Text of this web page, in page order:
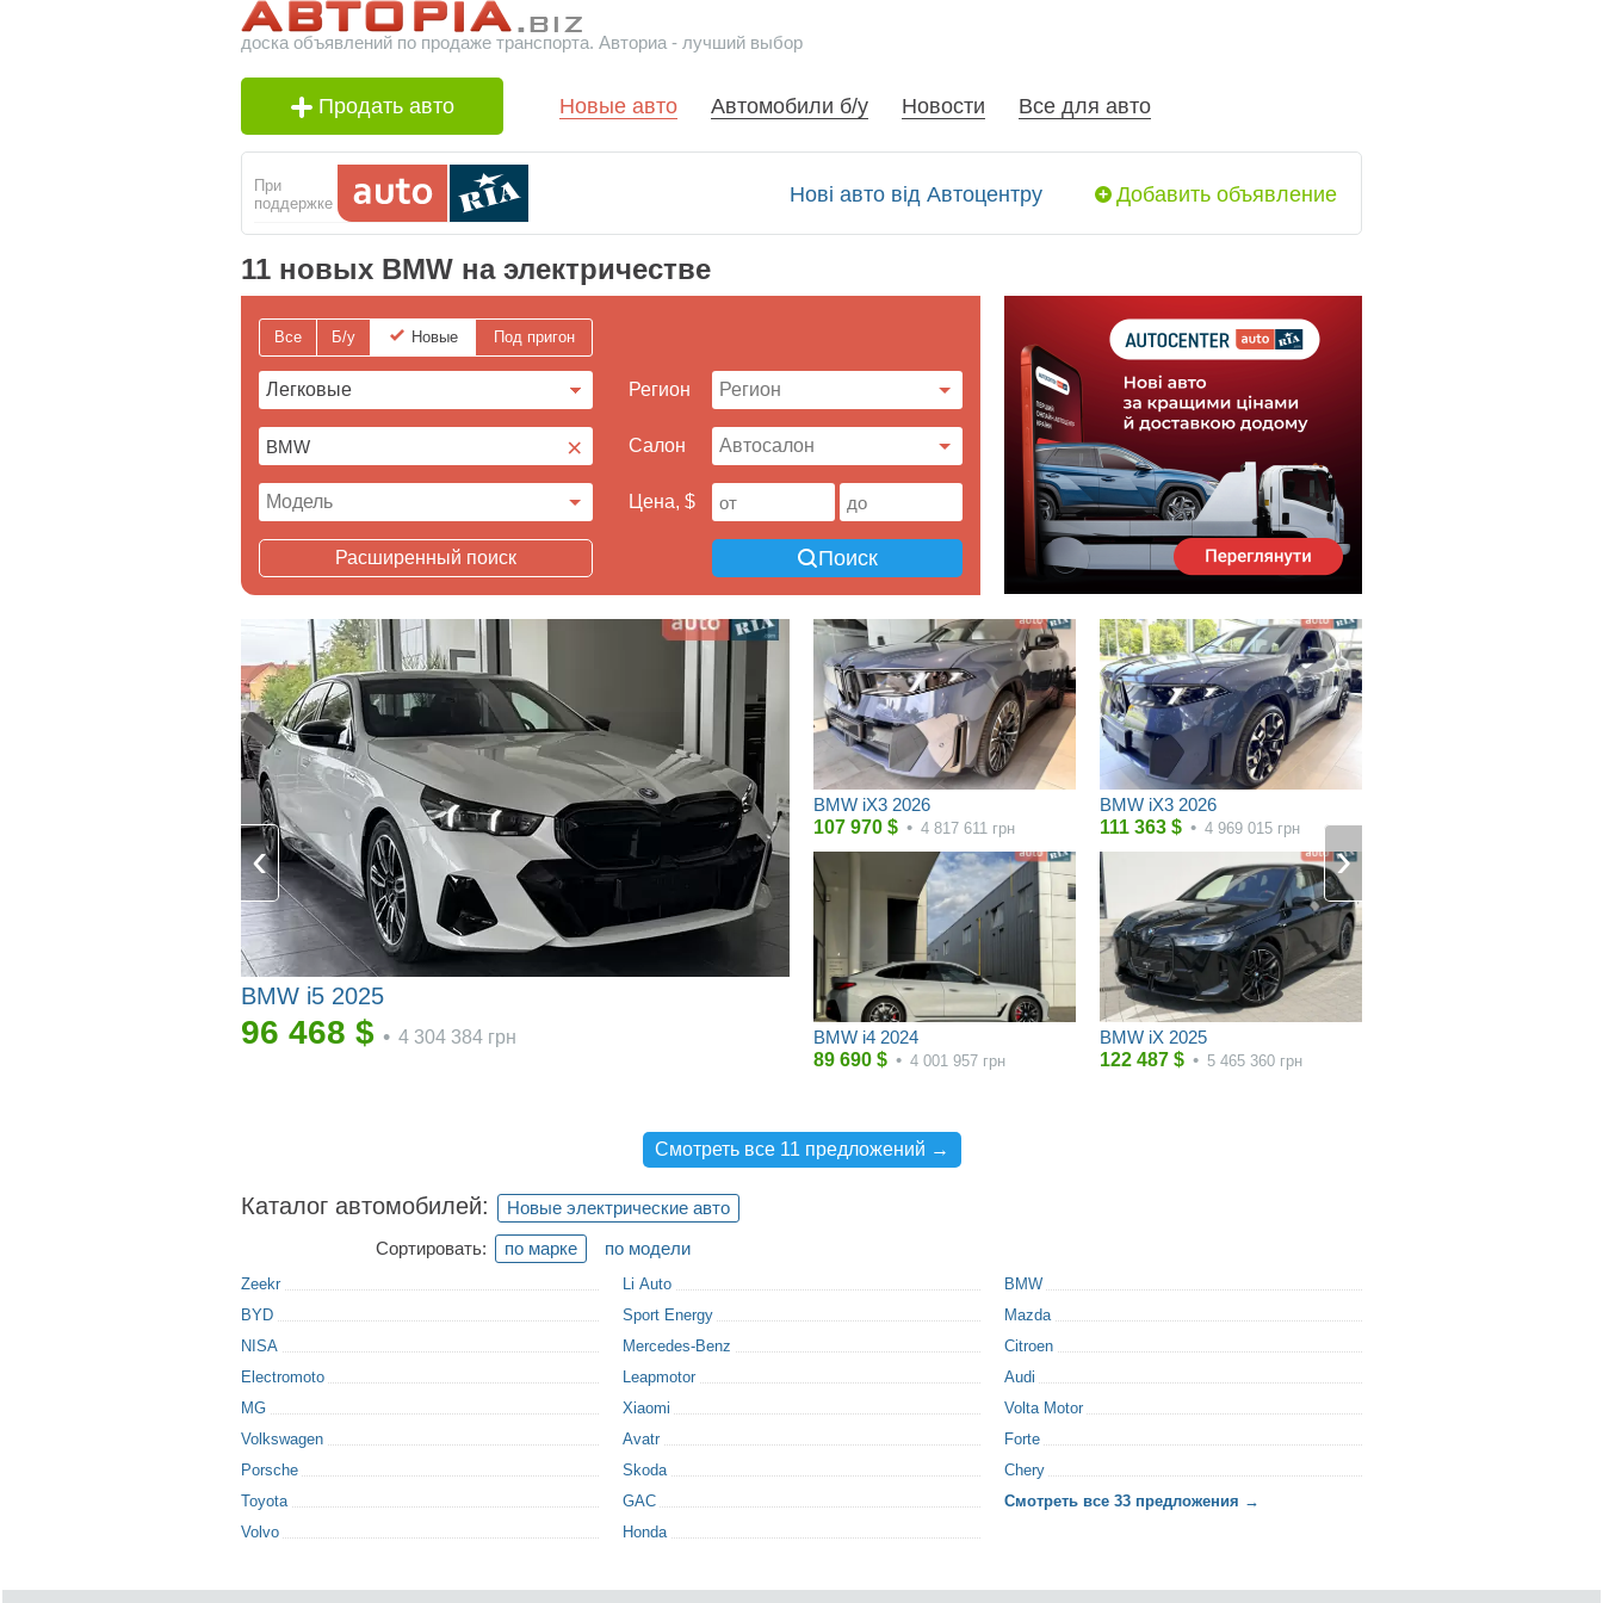
доска объявлений по продаже транспорта. Авториа - лучший выбор
Продать авто Новые авто Автомобили б/у Новости Все для авто
При
поддержке
Нові авто від Автоцентру Добавить объявление
11 новых BMW на электричестве
Все Б/у Новые Под пригон
×
Регион
Cалон
Цена, $
Расширенный поиск Поиск
BMW i5 2025
96 468 $ • 4 304 384 грн
BMW iX3 2026
107 970 $ • 4 817 611 грн
BMW i4 2024
89 690 $ • 4 001 957 грн
BMW iX3 2026
111 363 $ • 4 969 015 грн
BMW iX 2025
122 487 $ • 5 465 360 грн
Смотреть все 11 предложений →
Каталог автомобилей:
Новые электрические авто
Сортировать:
по марке по модели
Zeekr
BYD
NISA
Electromoto
MG
Volkswagen
Porsche
Toyota
Volvo
Li Auto
Sport Energy
Mercedes-Benz
Leapmotor
Xiaomi
Avatr
Skoda
GAC
Honda
BMW
Mazda
Citroen
Audi
Volta Motor
Forte
Chery
Смотреть все 33 предложения →